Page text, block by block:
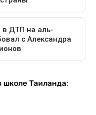
школе Таиланда: